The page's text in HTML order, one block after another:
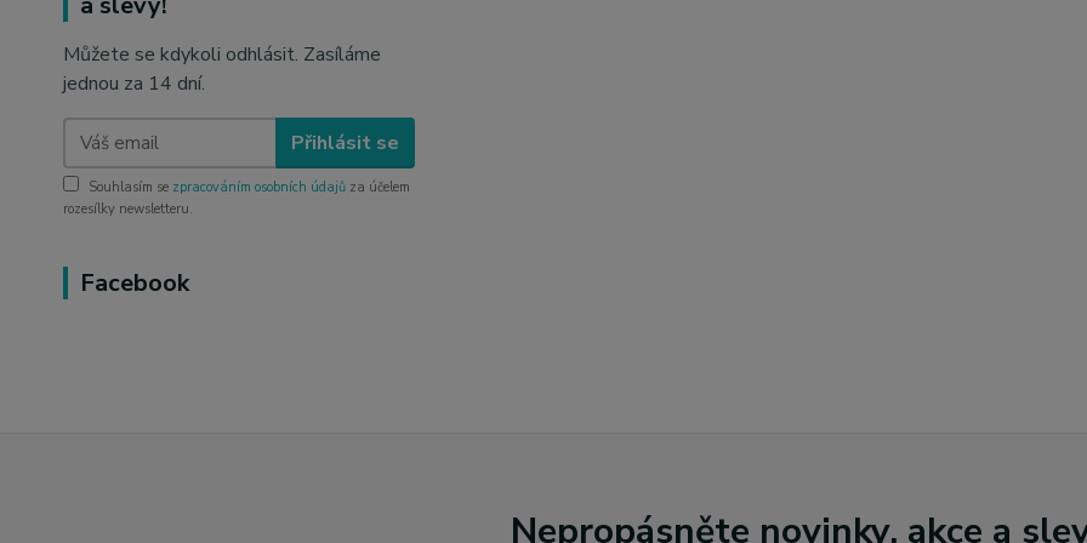
Můžete se kdykoli odhlásit. Zasíláme
jednou za 14 dní.
Přihlásit se
Souhlasím se zpracováním osobních údajů za účelem
rozesílky newsletteru.
Facebook
Nepropásněte novinky, akce a